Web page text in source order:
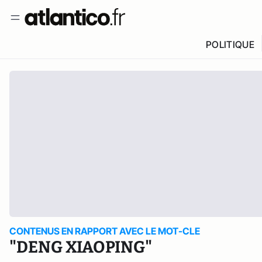
POLITIQUE
CONTENUS EN RAPPORT AVEC LE MOT-CLE
"DENG XIAOPING"